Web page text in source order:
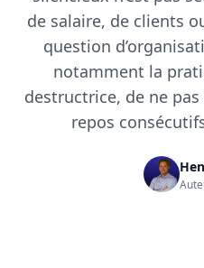
de salaire, de clients
question
notamment la
destructrice, de ne
repos